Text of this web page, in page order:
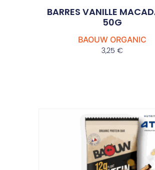
BARRES VANILLE
50G
BAOUW ORGANIC
3,25 €